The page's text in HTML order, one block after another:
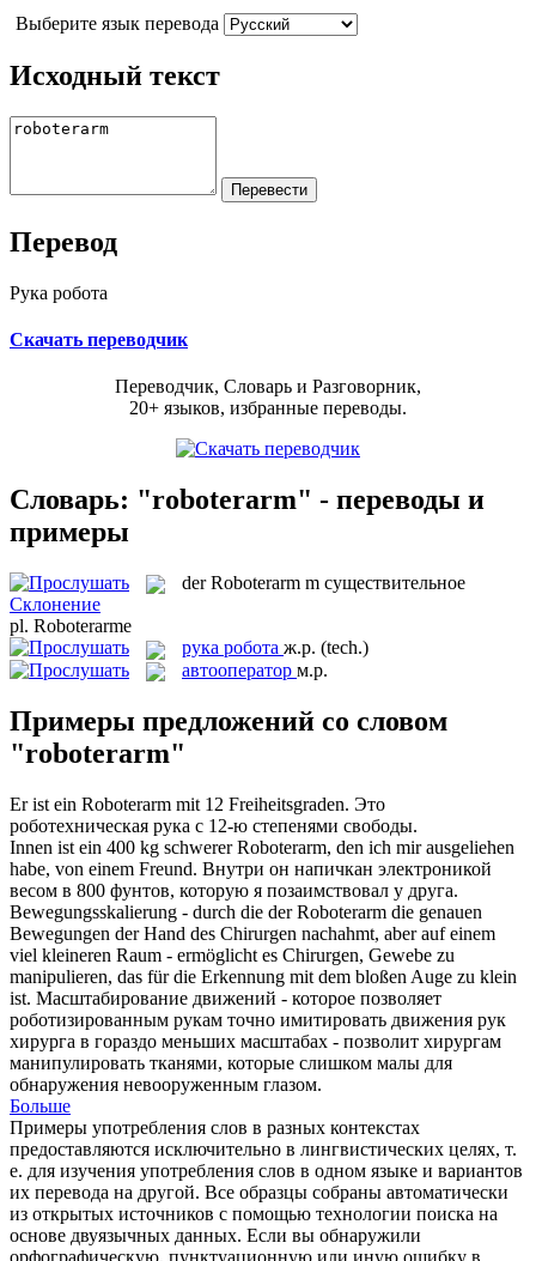
Выберите язык перевода
Исходный текст
Перевод
Рука робота
Скачать переводчик
Переводчик, Словарь и Разговорник,
20+ языков, избранные переводы.
Словарь: "roboterarm" - переводы и
примеры
derRoboterarm m существительное
Склонение
pl. Roboterarme
рука робота ж.р. (tech.)
автооператор м.р.
Примеры предложений со словом
"roboterarm"
Er ist ein Roboterarm mit 12 Freiheitsgraden. Это
роботехническая рука с 12-ю степенями свободы.
Innen ist ein 400 kg schwererRoboterarm, den ich mir ausgeliehen
habe, von einem Freund. Внутри он напичкан электроникой
весом в 800 фунтов, которую я позаимствовал у друга.
Bewegungsskalierung - durch die derRoboterarm die genauen
Bewegungen der Hand des Chirurgen nachahmt, aber auf einem
viel kleineren Raum - ermöglicht es Chirurgen, Gewebe zu
manipulieren, das für die Erkennung mit dem bloßen Auge zu klein
ist. Масштабирование движений - которое позволяет
роботизированным рукам точно имитировать движения рук
хирурга в гораздо меньших масштабах - позволит хирургам
манипулировать тканями, которые слишком малы для
обнаружения невооруженным глазом.
Больше
Примеры употребления слов в разных контекстах
предоставляются исключительно в лингвистических целях, т.
е. для изучения употребления слов в одном языке и вариантов
их перевода на другой. Все образцы собраны автоматически
из открытых источников с помощью технологии поиска на
основе двуязычных данных. Если вы обнаружили
орфографическую, пунктуационную или иную ошибку в